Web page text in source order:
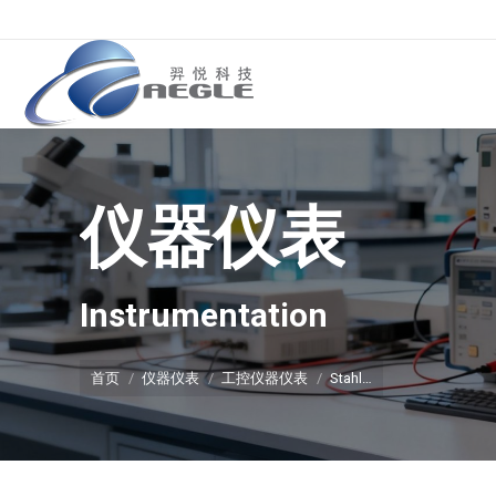
仪器仪表
Instrumentation
你在这里：
首页 仪器仪表 工控仪器仪表 Stahl…